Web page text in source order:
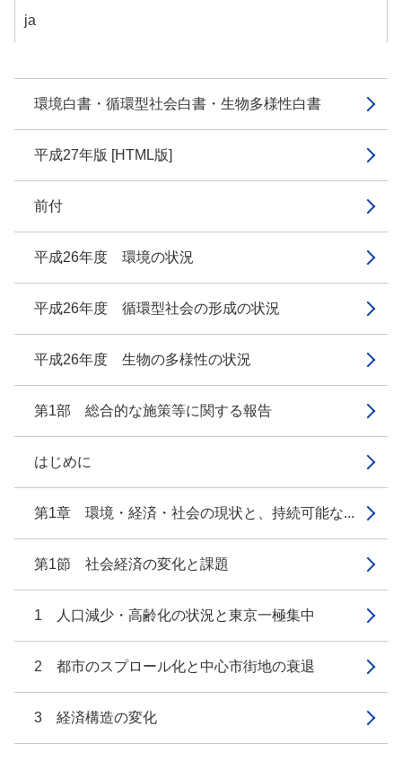
環境白書・循環型社会白書・生物多様性白書
平成27年版 [HTML版]
前付
平成26年度 環境の状況
平成26年度 循環型社会の形成の状況
平成26年度 生物の多様性の状況
第1部 総合的な施策等に関する報告
はじめに
第1章 環境・経済・社会の現状と、持続可能な...
第1節 社会経済の変化と課題
1 人口減少・高齢化の状況と東京一極集中
2 都市のスプロール化と中心市街地の衰退
3 経済構造の変化
ja